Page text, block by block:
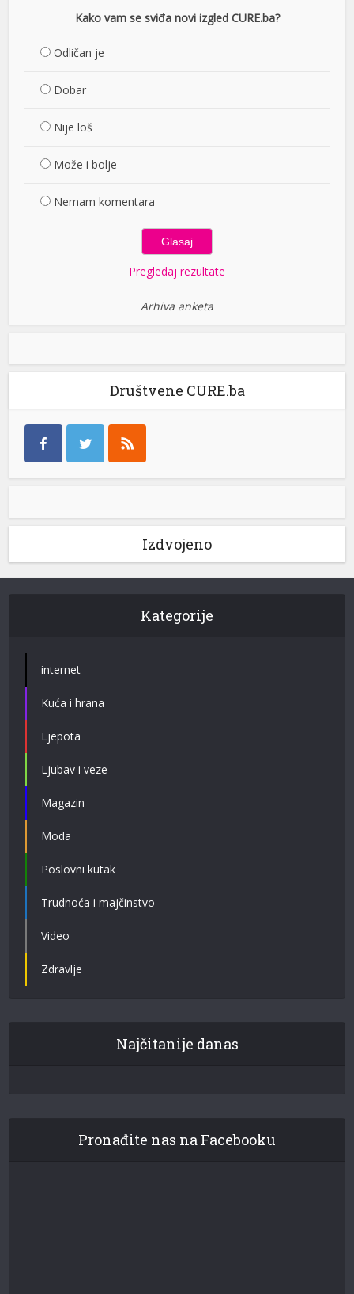
Kako vam se sviđa novi izgled CURE.ba?
Odličan je
Dobar
Nije loš
Može i bolje
Nemam komentara
Pregledaj rezultate
Arhiva anketa
Društvene CURE.ba
Izdvojeno
Kategorije
internet
Kuća i hrana
Ljepota
Ljubav i veze
Magazin
Moda
Poslovni kutak
Trudnoća i majčinstvo
Video
Zdravlje
Najčitanije danas
Pronađite nas na Facebooku